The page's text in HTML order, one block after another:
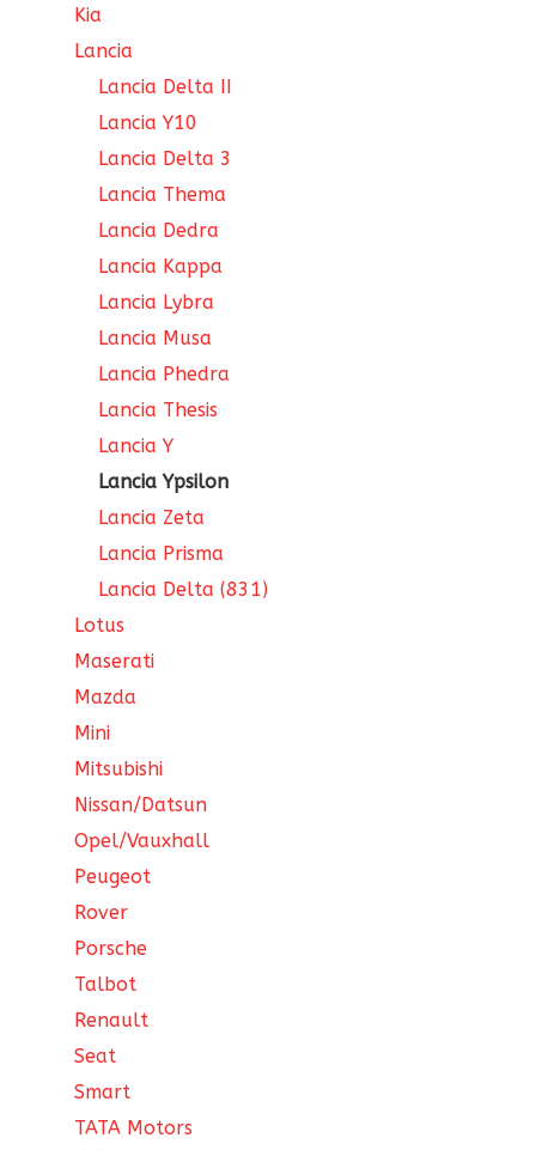
Kia
Lancia
Lancia Delta II
Lancia Y10
Lancia Delta 3
Lancia Thema
Lancia Dedra
Lancia Kappa
Lancia Lybra
Lancia Musa
Lancia Phedra
Lancia Thesis
Lancia Y
Lancia Ypsilon
Lancia Zeta
Lancia Prisma
Lancia Delta (831)
Lotus
Maserati
Mazda
Mini
Mitsubishi
Nissan/Datsun
Opel/Vauxhall
Peugeot
Rover
Porsche
Talbot
Renault
Seat
Smart
TATA Motors